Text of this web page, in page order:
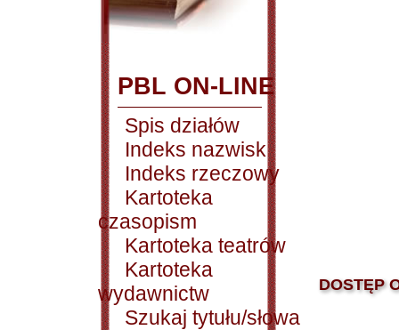
PBL ON-LINE
Spis działów
Indeks nazwisk
Indeks rzeczowy
Kartoteka
czasopism
Kartoteka teatrów
Kartoteka
wydawnictw
Szukaj tytułu/słowa
DOSTĘP